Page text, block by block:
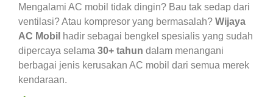
Mengalami AC mobil tidak dingin? Bau tak sedap dari
ventilasi? Atau kompresor yang bermasalah? Wijaya
AC Mobil hadir sebagai bengkel spesialis yang sudah
dipercaya selama 30+ tahun dalam menangani
berbagai jenis kerusakan AC mobil dari semua merek
kendaraan.